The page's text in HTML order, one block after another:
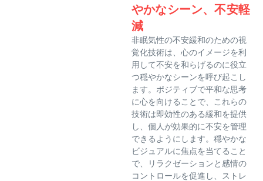
やかなシーン、不安軽
減
非眠気性の不安緩和のための視
覚化技術は、心のイメージを利
用して不安を和らげるのに役立
つ穏やかなシーンを呼び起こし
ます。ポジティブで平和な思考
に心を向けることで、これらの
技術は即効性のある緩和を提供
し、個人が効果的に不安を管理
できるようにします。穏やかな
ビジュアルに焦点を当てること
で、リラクゼーションと感情の
コントロールを促進し、ストレ